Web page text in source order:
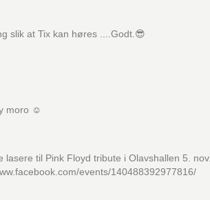
slik at Tix kan høres ....Godt.😎
moro ☺
lasere til Pink Floyd tribute i Olavshallen 5. nov.
events/140488392977816/